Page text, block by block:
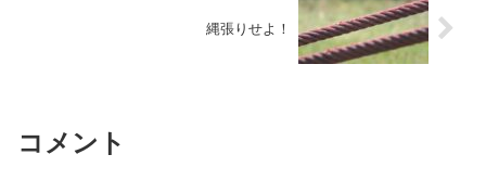
縄張りせよ！
コメント